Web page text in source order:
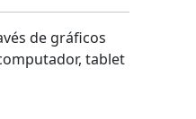
de gráficos
tablet